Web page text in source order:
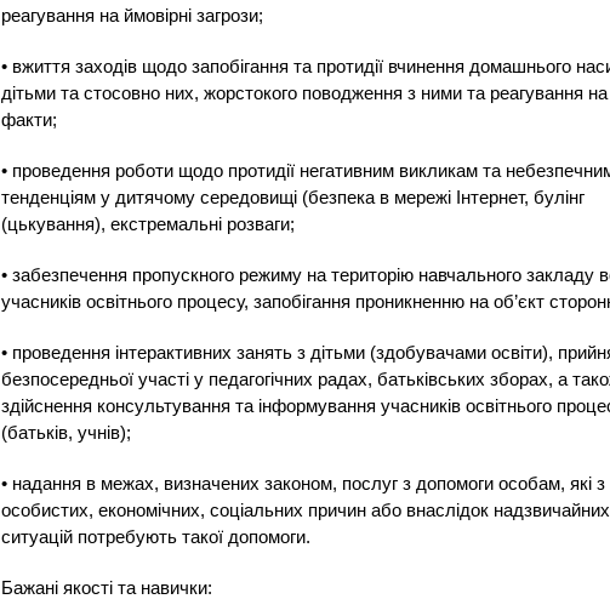
реагування на ймовірні загрози;
• вжиття заходів щодо запобігання та протидії вчинення домашнього
дітьми та стосовно них, жорстокого поводження з ними та реагування на
факти;
• проведення роботи щодо протидії негативним викликам та
тенденціям у дитячому середовищі (безпека в мережі Інтернет, булінг
(цькування), екстремальні розваги;
• забезпечення пропускного режиму на територію навчального закладу
учасників освітнього процесу, запобігання проникненню на об’єкт
• проведення інтерактивних занять з дітьми (здобувачами освіти),
безпосередньої участі у педагогічних радах, батьківських зборах, а
здійснення консультування та інформування учасників освітнього
(батьків, учнів);
• надання в межах, визначених законом, послуг з допомоги особам, які з
особистих, економічних, соціальних причин або внаслідок надзвичайних
ситуацій потребують такої допомоги.
Бажані якості та навички: